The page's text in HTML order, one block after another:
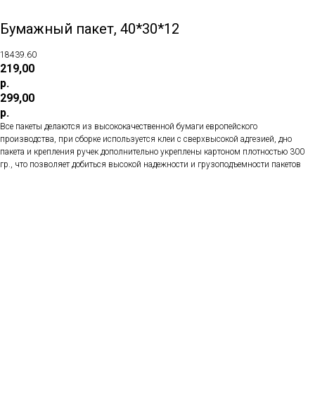
Бумажный пакет, 40*30*12
18439.60
219,00
р.
299,00
р.
Все пакеты делаются из высококачественной бумаги европейского
производства, при сборке используется клеи с сверхвысокой адгезией, дно
пакета и крепления ручек дополнительно укреплены картоном плотностью 300
гр., что позволяет добиться высокой надежности и грузоподъемности пакетов